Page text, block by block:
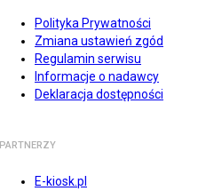
Polityka Prywatności
Zmiana ustawień zgód
Regulamin serwisu
Informacje o nadawcy
Deklaracja dostępności
PARTNERZY
E-kiosk.pl